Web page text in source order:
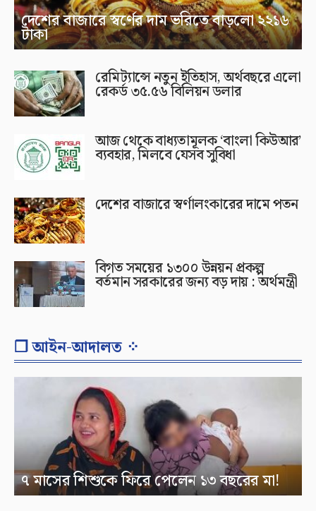
দেশের বাজারে স্বর্ণের দাম ভরিতে বাড়লো ২২১৬
টাকা
রেমিট্যান্সে নতুন ইতিহাস, অর্থবছরে এলো
রেকর্ড ৩৫.৫৬ বিলিয়ন ডলার
আজ থেকে বাধ্যতামূলক ‘বাংলা কিউআর’
ব্যবহার, মিলবে যেসব সুবিধা
দেশের বাজারে স্বর্ণালংকারের দামে পতন
বিগত সময়ের ১৩০০ উন্নয়ন প্রকল্প
বর্তমান সরকারের জন্য বড় দায় : অর্থমন্ত্রী
❐ আইন-আদালত ⁘
৭ মাসের শিশুকে ফিরে পেলেন ১৩ বছরের মা!